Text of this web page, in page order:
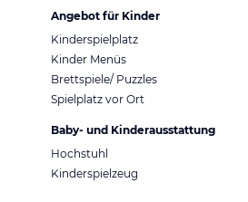
Angebot für Kinder
Kinderspielplatz
Kinder Menüs
Brettspiele/ Puzzles
Spielplatz vor Ort
Baby- und Kinderausstattung
Hochstuhl
Kinderspielzeug